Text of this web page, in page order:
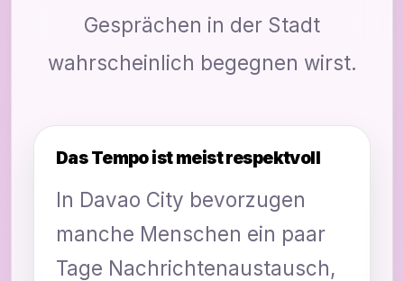
Gesprächen in der Stadt
wahrscheinlich begegnen wirst.
Das Tempo ist meist respektvoll
In Davao City bevorzugen
manche Menschen ein paar
Tage Nachrichtenaustausch,